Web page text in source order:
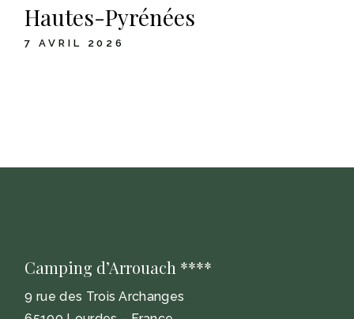
Hautes-Pyrénées
7 AVRIL 2026
Camping d’Arrouach ****
9 rue des Trois Archanges